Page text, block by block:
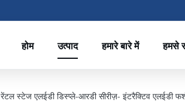
होम उत्पाद हमारे बारे में हमसे
रेंटल स्टेज एलईडी डिस्प्ले-आरडी सीरीज़- इंटरैक्टिव एलईडी